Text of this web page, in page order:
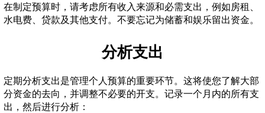
在制定预算时，请考虑所有收入来源和必需支出，例如房租、
水电费、贷款及其他支付。不要忘记为储蓄和娱乐留出资金。
分析支出
定期分析支出是管理个人预算的重要环节。这将使您了解大部
分资金的去向，并调整不必要的开支。记录一个月内的所有支
出，然后进行分析：